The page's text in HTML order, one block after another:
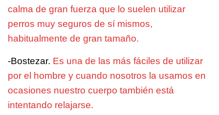
calma de gran fuerza que lo suelen utilizar
perros muy seguros de sí mismos,
habitualmente de gran tamaño.
-Bostezar. Es una de las más fáciles de utilizar
por el hombre y cuando nosotros la usamos en
ocasiones nuestro cuerpo también está
intentando relajarse.